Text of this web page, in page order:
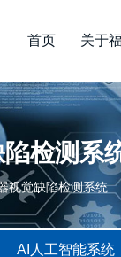
首页 关于
检测系
视觉缺陷检测系统
AI人工智能系统